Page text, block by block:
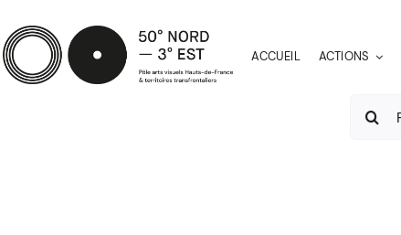
au
contenu
ACCUEIL ACTIONS